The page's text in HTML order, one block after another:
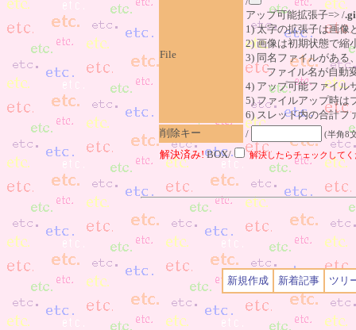
File
アップ可能拡張子=> /
1) 太字の拡張子は画像
2) 画像は初期状態で縮
3) 同名ファイルがある
ファイル名が自動変
4) アップ可能ファイル
5) ファイルアップ時は
6) スレッド内の合計
削除キー
/ (半角8
解決済み!BOX/ 解決したらチェックして
新規作成 新着記事 ツリ